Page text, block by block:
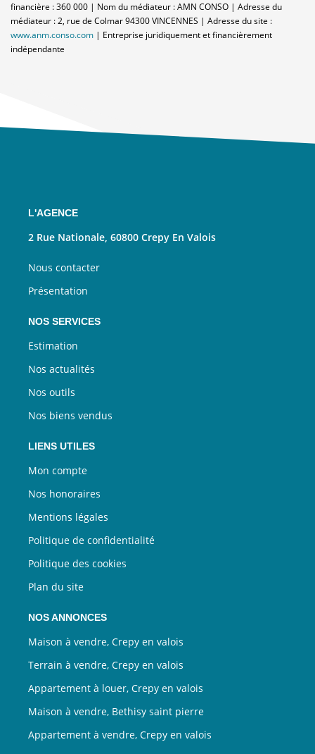
financière : 360 000 | Nom du médiateur : AMN CONSO | Adresse du
médiateur : 2, rue de Colmar 94300 VINCENNES | Adresse du site :
www.anm.conso.com | Entreprise juridiquement et financièrement
indépendante
L'AGENCE
2 Rue Nationale, 60800 Crepy En Valois
Nous contacter
Présentation
NOS SERVICES
Estimation
Nos actualités
Nos outils
Nos biens vendus
LIENS UTILES
Mon compte
Nos honoraires
Mentions légales
Politique de confidentialité
Politique des cookies
Plan du site
NOS ANNONCES
Maison à vendre, Crepy en valois
Terrain à vendre, Crepy en valois
Appartement à louer, Crepy en valois
Maison à vendre, Bethisy saint pierre
Appartement à vendre, Crepy en valois